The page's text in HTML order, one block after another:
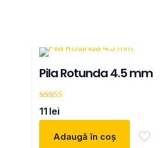
Pila Rotunda 4.5 mm
Evaluat la
5.00
din 5
11 lei
Adaugă în coș